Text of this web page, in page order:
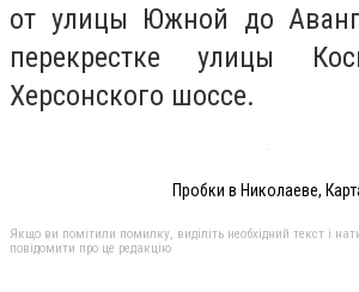
от улицы Южной до
перекрестке улицы
Херсонского шоссе.
Пробки в Николаеве,
Якщо ви помітили помилку, виділіть необхідний текст і
повідомити про це редакцію